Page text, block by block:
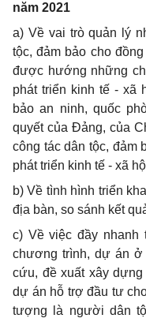
năm 2021
a) Về vai trò quản lý
tộc,đảm bảo cho
được hướng những
phát triển kinh tế - xã
bảo an ninh, quốc
quyết của Đảng, của
công tác dân tộc, đảm
phát triển kinh tế - xã
b) Về tình hình triển
địa bàn, so sánh kết
c) Về việc đầy nhanh
chương trình, dự án ở
cứu, đề xuất xây
dự án hỗ trợ đầu tư
tượng là người dân